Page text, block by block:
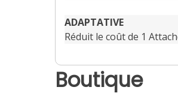
ADAPTATIVE
Réduit le coût de 1
Boutique